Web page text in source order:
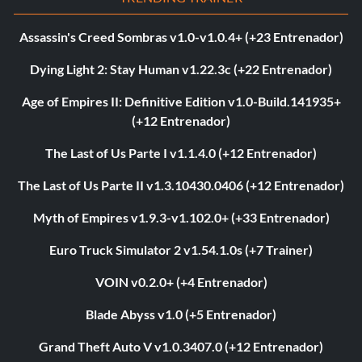
Assassin's Creed Sombras v1.0-v1.0.4+ (+23 Entrenador)
Dying Light 2: Stay Human v1.22.3c (+22 Entrenador)
Age of Empires II: Definitive Edition v1.0-Build.141935+
(+12 Entrenador)
The Last of Us Parte I v1.1.4.0 (+12 Entrenador)
The Last of Us Parte II v1.3.10430.0406 (+12 Entrenador)
Myth of Empires v1.9.3-v1.102.0+ (+33 Entrenador)
Euro Truck Simulator 2 v1.54.1.0s (+7 Trainer)
VOIN v0.2.0+ (+4 Entrenador)
Blade Abyss v1.0 (+5 Entrenador)
Grand Theft Auto V v1.0.3407.0 (+12 Entrenador)